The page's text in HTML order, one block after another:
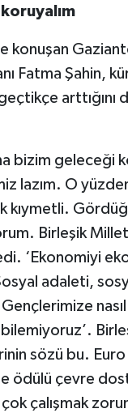
koruyalım
konuşan
Fatma Şahin,
arttığını
bizim geleceği
lazım. O
kıymetli.
Birleşik
‘Ekonomiyi
adaleti,
bilemiyoruz’.
sözü bu.
ödülü çevre
çok çalışmak